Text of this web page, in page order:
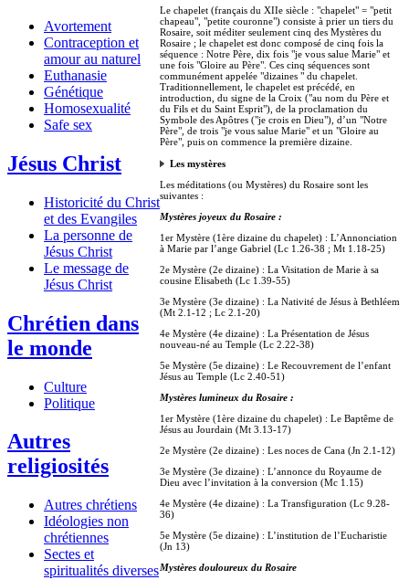
Avortement
Contraception et
amour au naturel
Euthanasie
Génétique
Homosexualité
Safe sex
Jésus Christ
Historicité du Christ
et des Evangiles
La personne de
Jésus Christ
Le message de
Jésus Christ
Chrétien dans
le monde
Culture
Politique
Autres
religiosités
Autres chrétiens
Idéologies non
chrétiennes
Sectes et
spiritualités diverses
Le chapelet (français du XIIe siècle : "chapelet" = "petit
chapeau", "petite couronne") consiste à prier un tiers du
Rosaire, soit méditer seulement cinq des Mystères du
Rosaire ; le chapelet est donc composé de cinq fois la
séquence : Notre Père, dix fois "je vous salue Marie" et
une fois "Gloire au Père". Ces cinq séquences sont
communément appelée "dizaines " du chapelet.
Traditionnellement, le chapelet est précédé, en
introduction, du signe de la Croix ("au nom du Père et
du Fils et du Saint Esprit"), de la proclamation du
Symbole des Apôtres ("je crois en Dieu"), d’un "Notre
Père", de trois "je vous salue Marie" et un "Gloire au
Père", puis on commence la première dizaine.
Les mystères
Les méditations (ou Mystères) du Rosaire sont les
suivantes :
Mystères joyeux du Rosaire :
1er Mystère (1ère dizaine du chapelet) : L’Annonciation
à Marie par l’ange Gabriel (Lc 1.26-38 ; Mt 1.18-25)
2e Mystère (2e dizaine) : La Visitation de Marie à sa
cousine Elisabeth (Lc 1.39-55)
3e Mystère (3e dizaine) : La Nativité de Jésus à Bethléem
(Mt 2.1-12 ; Lc 2.1-20)
4e Mystère (4e dizaine) : La Présentation de Jésus
nouveau-né au Temple (Lc 2.22-38)
5e Mystère (5e dizaine) : Le Recouvrement de l’enfant
Jésus au Temple (Lc 2.40-51)
Mystères lumineux du Rosaire :
1er Mystère (1ère dizaine du chapelet) : Le Baptême de
Jésus au Jourdain (Mt 3.13-17)
2e Mystère (2e dizaine) : Les noces de Cana (Jn 2.1-12)
3e Mystère (3e dizaine) : L’annonce du Royaume de
Dieu avec l’invitation à la conversion (Mc 1.15)
4e Mystère (4e dizaine) : La Transfiguration (Lc 9.28-
36)
5e Mystère (5e dizaine) : L’institution de l’Eucharistie
(Jn 13)
Mystères douloureux du Rosaire